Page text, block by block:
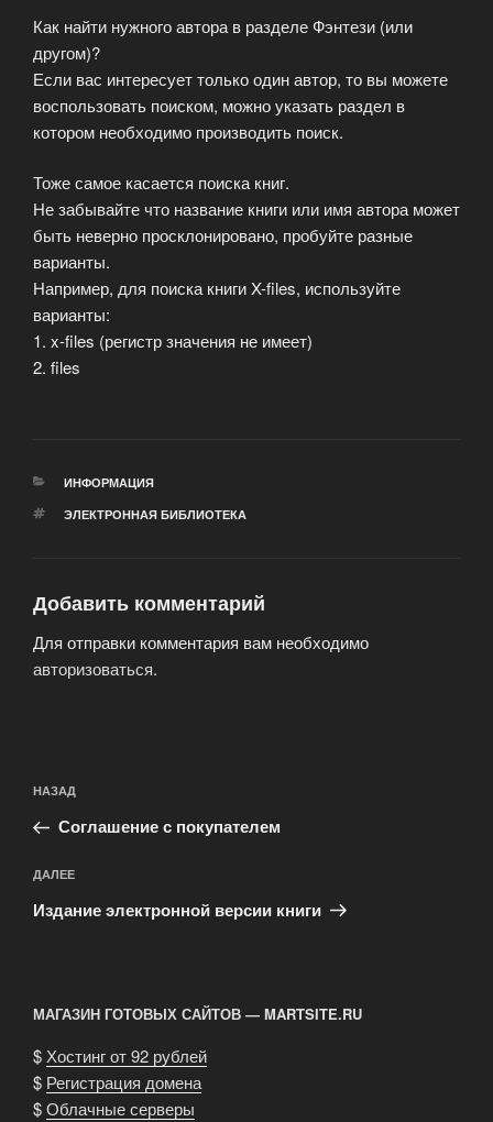
Как найти нужного автора в разделе Фэнтези (или
другом)?
Если вас интересует только один автор, то вы можете
воспользовать поиском, можно указать раздел в
котором необходимо производить поиск.
Тоже самое касается поиска книг.
Не забывайте что название книги или имя автора может
быть неверно просклонировано, пробуйте разные
варианты.
Например, для поиска книги X-files, используйте
варианты:
1. x-files (регистр значения не имеет)
2. files
РУБРИКИ
ИНФОРМАЦИЯ
МЕТКИ
ЭЛЕКТРОННАЯ БИБЛИОТЕКА
Добавить комментарий
Для отправки комментария вам необходимо
авторизоваться.
по
записям
Предыдущая
запись:
НАЗАД
Соглашение с покупателем
Следующая
запись
ДАЛЕЕ
Издание электронной версии книги
МАГАЗИН ГОТОВЫХ САЙТОВ — MARTSITE.RU
$Хостинг от 92 рублей
$ Регистрация домена
$Облачные серверы